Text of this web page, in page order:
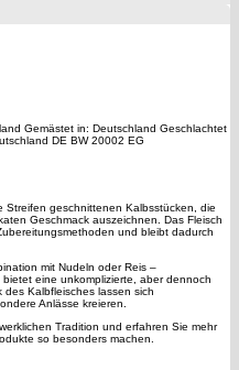
Gemästet in: Deutschland Geschlachtet
DE BW 20002 EG
geschnittenen Kalbsstücken, die
Geschmack auszeichnen. Das Fleisch
und bleibt dadurch
mit Nudeln oder Reis –
eine unkomplizierte, aber dennoch
Kalbfleisches lassen sich
Anlässe kreieren.
Tradition und erfahren Sie mehr
so besonders machen.